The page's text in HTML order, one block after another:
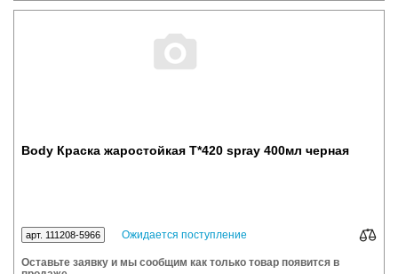
Body Краска жаростойкая Т*420 spray 400мл черная
арт. 111208-5966 Ожидается поступление
Оставьте заявку и мы сообщим как только товар появится в